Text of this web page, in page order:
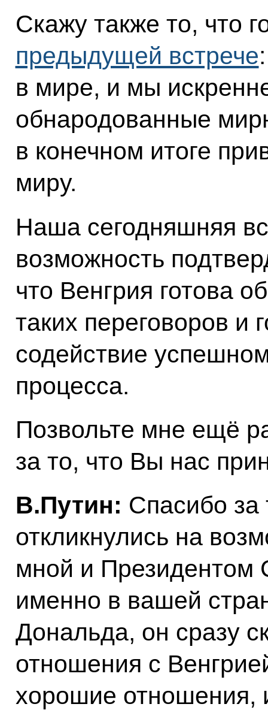
Скажу также то, что
предыдущей встрече
в мире, и мы
обнародованные
в конечном итоге
миру.
Наша сегодняшняя
возможность
что Венгрия готова
таких переговоров и
содействие
процесса.
Позвольте мне ещё
за то, что Вы нас
В.Путин: Спасибо за
откликнулись на
мной и Президентом
именно в вашей
Дональда, он сразу
отношения с
хорошие отношения,